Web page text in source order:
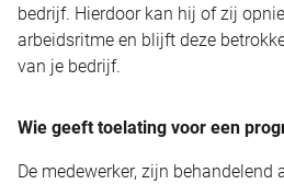
bedrijf. Hierdoor kan hij of zij
arbeidsritme en blijft deze
van je bedrijf.
Wie geeft toelating voor een
De medewerker, zijn behandelend